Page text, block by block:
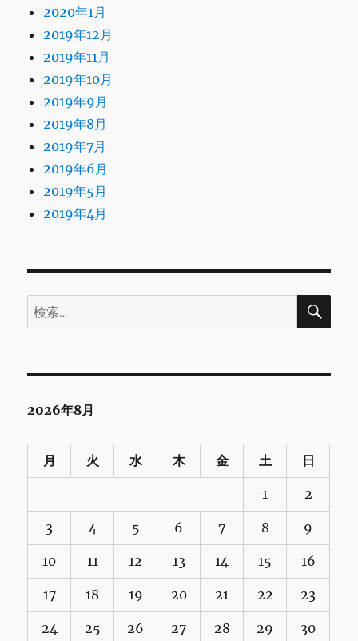
2020年1月
2019年12月
2019年11月
2019年10月
2019年9月
2019年8月
2019年7月
2019年6月
2019年5月
2019年4月
検
索:
検
2026年8月
月 火 水 木 金 土 日
1 2
3 4 5 6 7 8 9
10 11 12 13 14 15 16
17 18 19 20 21 22 23
24 25 26 27 28 29 30